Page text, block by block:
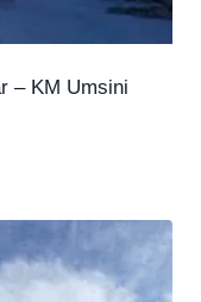
– KM Umsini